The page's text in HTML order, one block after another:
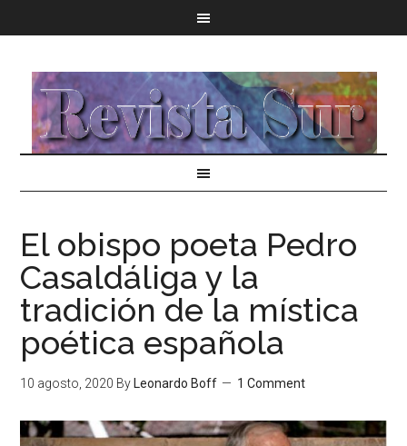
El obispo poeta Pedro
Casaldáliga y la
tradición de la mística
poética española
10 agosto, 2020 By Leonardo Boff 1 Comment